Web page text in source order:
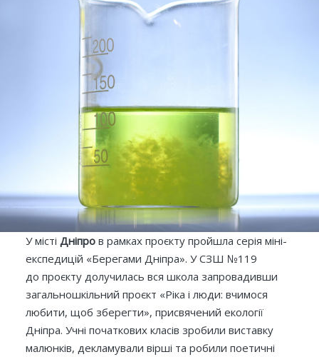
У місті ​ Дніпров рамках проєкту пройшла серія міні-
експедицій «Берегами Дніпра». У СЗШ №119
до проєкту долучилась вся школа запровадивши
загальношкільний проєкт «Ріка і люди: вчимося
любити, щоб зберегти», присвячений екології
Дніпра. Учні початкових класів зробили виставку
малюнків, декламували вірші та робили поетичні